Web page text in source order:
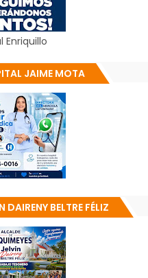
Enriquillo
JAIME MOTA
DAIRENY BELTRE FÉLIZ